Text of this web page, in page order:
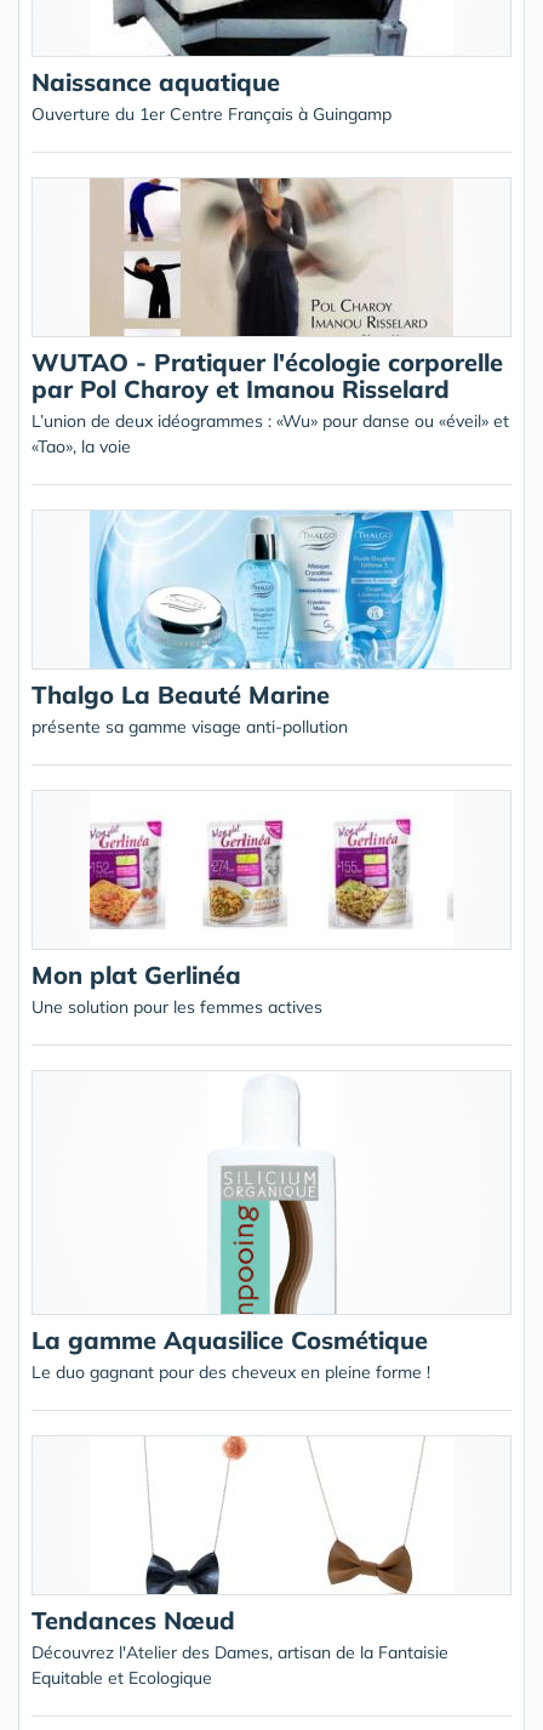
Naissance aquatique
Ouverture du 1er Centre Français à Guingamp
WUTAO - Pratiquer l'écologie corporelle
par Pol Charoy et Imanou Risselard
L’union de deux idéogrammes : «Wu» pour danse ou «éveil» et
«Tao», la voie
Thalgo La Beauté Marine
présente sa gamme visage anti-pollution
Mon plat Gerlinéa
Une solution pour les femmes actives
La gamme Aquasilice Cosmétique
Le duo gagnant pour des cheveux en pleine forme !
Tendances Nœud
Découvrez l'Atelier des Dames, artisan de la Fantaisie
Equitable et Ecologique